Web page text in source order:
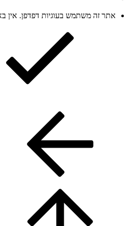
אתר זה משתמש בעוגיות דפדפן. אין